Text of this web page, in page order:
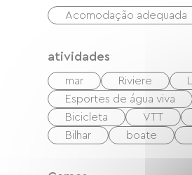
Acomodação adequada
atividades
mar Riviere
Esportes de água viva
Bicicleta
VTT
Bilhar
boate